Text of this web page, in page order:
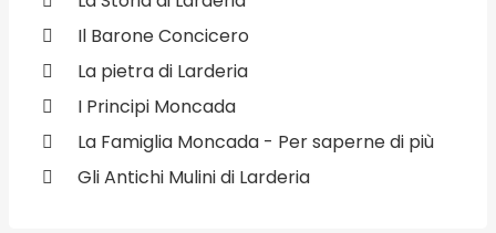
Il Barone Concicero
La pietra di Larderia
I Principi Moncada
La Famiglia Moncada - Per saperne di più
Gli Antichi Mulini di Larderia